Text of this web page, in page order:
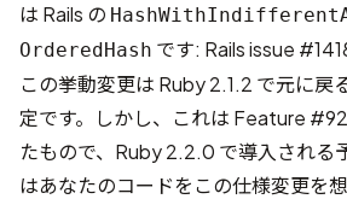
は Rails の
OrderedHash です: Rails issue
この挙動変更は Ruby 2.1.2 で元に戻
定です。しかし、これは Feature
たもので、Ruby 2.2.0 で導入される
はあなたのコードをこの仕様変更を